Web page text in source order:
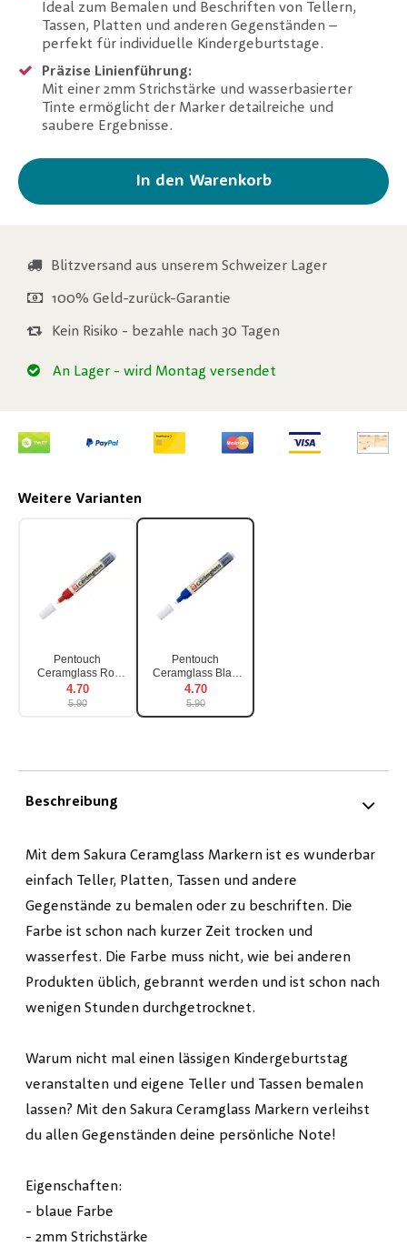
Ideal zum Bemalen und Beschriften von Tellern,
Tassen, Platten und anderen Gegenständen –
perfekt für individuelle Kindergeburtstage.
Präzise Linienführung:
Mit einer 2mm Strichstärke und wasserbasierter
Tinte ermöglicht der Marker detailreiche und
saubere Ergebnisse.
In den Warenkorb
Blitzversand aus unserem Schweizer Lager
100% Geld-zurück-Garantie
Kein Risiko - bezahle nach 30 Tagen
An Lager - wird Montag versendet
Weitere Varianten
Pentouch
Ceramglass Rot
2mm
4.70
5.90
Pentouch
Ceramglass Blau
2mm
4.70
5.90
Beschreibung
Mit dem Sakura Ceramglass Markern ist es wunderbar
einfach Teller, Platten, Tassen und andere
Gegenstände zu bemalen oder zu beschriften. Die
Farbe ist schon nach kurzer Zeit trocken und
wasserfest. Die Farbe muss nicht, wie bei anderen
Produkten üblich, gebrannt werden und ist schon nach
wenigen Stunden durchgetrocknet.
Warum nicht mal einen lässigen Kindergeburtstag
veranstalten und eigene Teller und Tassen bemalen
lassen? Mit den Sakura Ceramglass Markern verleihst
du allen Gegenständen deine persönliche Note!
Eigenschaften:
- blaue Farbe
- 2mm Strichstärke